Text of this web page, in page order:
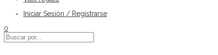
Iniciar Sesión / Registrarse
0